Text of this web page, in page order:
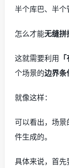
半个库巴、半
怎么才能无缝拼
这就需要利用
个场景的边界条
就像这样：
可以看出，场
件生成的。
具体来说，首先